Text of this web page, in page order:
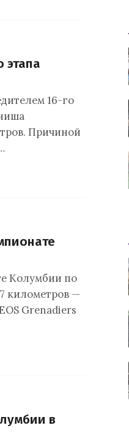
этапа
16-го
Причиной
Колумбии по
километров —
Grenadiers
в